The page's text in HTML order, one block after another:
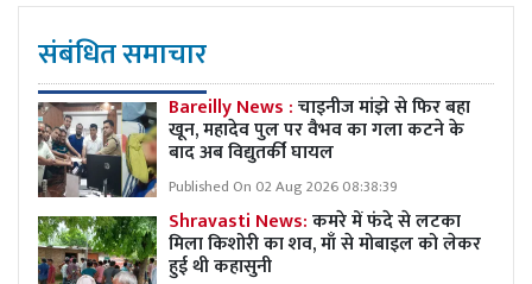
संबंधित समाचार
Bareilly News :चाइनीज मांझे से फिर बहा
खून, महादेव पुल पर वैभव का गला कटने के
बाद अब विद्युतर्की घायल
Published On 02 Aug 2026 08:38:39
Shravasti News:कमरे में फंदे से लटका
मिला किशोरी का शव, माँ से मोबाइल को लेकर
हुई थी कहासुनी